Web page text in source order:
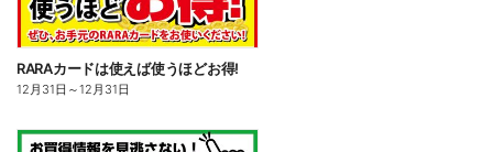
RARAカードは使えば使うほどお得!
12月31日 ～12月31日